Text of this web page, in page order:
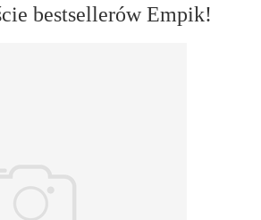
bestsellerów Empik!